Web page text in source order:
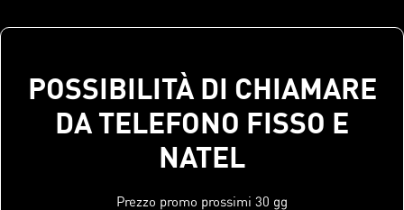
POSSIBILITÀ DI CHIAMARE
DA TELEFONO FISSO E
NATEL
Prezzo promo prossimi 30 gg